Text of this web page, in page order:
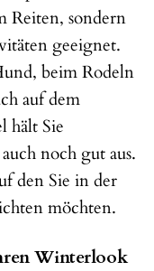
Reiten, sondern
geeignet.
beim Rodeln
auf dem
hält Sie
noch gut aus.
den Sie in der
möchten.
Winterlook